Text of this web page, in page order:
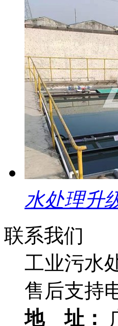
水处理升
联系我们
工业污水
售后支持
地 址：